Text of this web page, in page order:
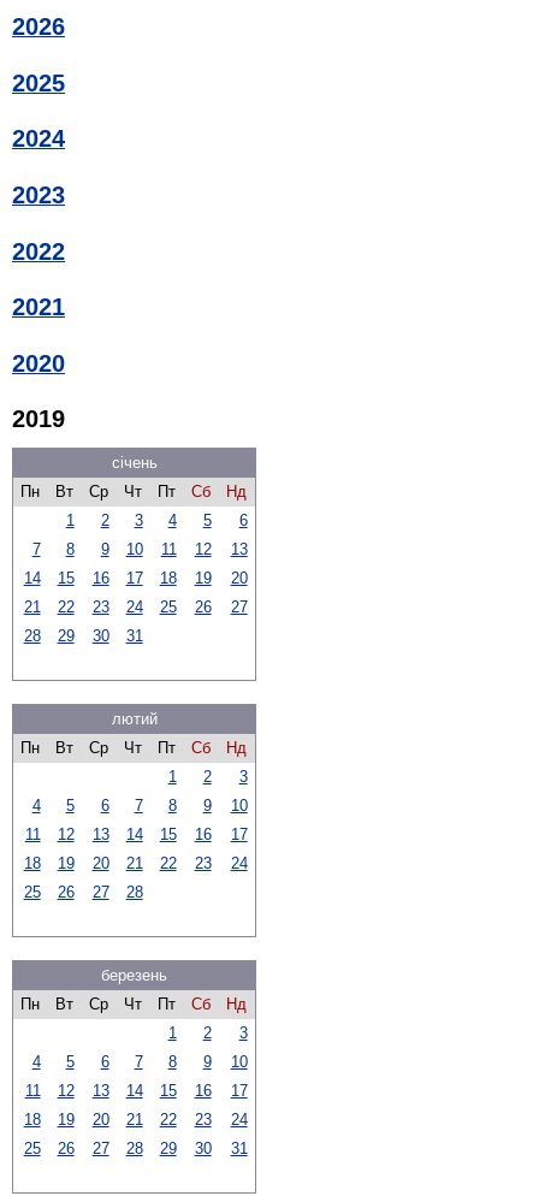
2026
2025
2024
2023
2022
2021
2020
2019
січень
Пн
Вт Ср Чт Пт Сб
Нд
1
2 3 4 5
6
7
8 9 10 11 12
13
14
15 16 17 18 19
20
21
22 23 24 25 26
27
28
29 30 31
лютий
Пн
Вт Ср Чт Пт Сб
Нд
1
2
3
4
5 6 7 8 9
10
11
12 13 14 15 16
17
18
19 20 21 22 23
24
25
26 27 28
березень
Пн
Вт Ср Чт Пт Сб
Нд
1
2
3
4
5 6 7 8 9
10
11
12 13 14 15 16
17
18
19 20 21 22 23
24
25
26 27 28 29 30 31